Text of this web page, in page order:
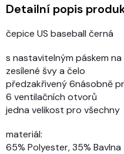
Detailní popis
čepice US baseball černá
s nastavitelným páskem na
zesílené švy a čelo
předzakřivený 6násobně
6 ventilačních otvorů
jedna velikost pro všechny
materiál:
65% Polyester, 35% Bavlna